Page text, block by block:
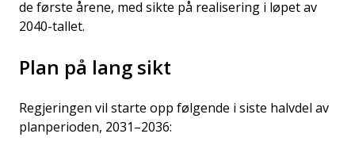
de første årene, med sikte på realisering i løpet av
2040-tallet.
Plan på lang sikt
Regjeringen vil starte opp følgende i siste halvdel av
planperioden, 2031–2036: